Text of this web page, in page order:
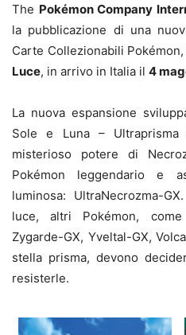
The Pokémon Company
la pubblicazione di una
Carte Collezionabili Pokémon,
Luce, in arrivo in Italia il 4
La nuova espansione
Sole e Luna –
misterioso potere di
Pokémon leggendario e
luminosa: UltraNecrozma-
luce, altri Pokémon, come
Zygarde-GX, Yveltal-GX,
stella prisma, devono
resisterle.